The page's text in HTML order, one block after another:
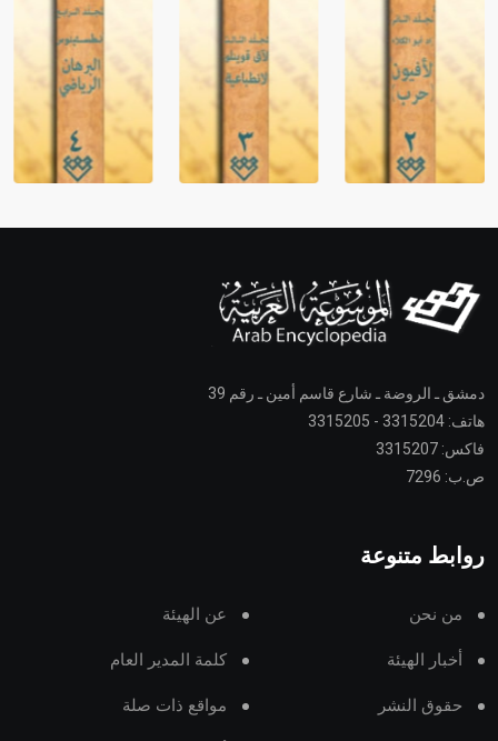
دمشق ـ الروضة ـ شارع قاسم أمين ـ رقم 39
هاتف: 3315204 - 3315205
فاكس: 3315207
ص.ب: 7296
روابط متنوعة
من نحن عن الهيئة
أخبار الهيئة كلمة المدير العام
حقوق النشر مواقع ذات صلة